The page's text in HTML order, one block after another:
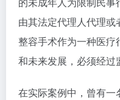
由其法定代理人代理或
整容手术作为一种医
和未来发展，必须经过
在实际案例中，曾有